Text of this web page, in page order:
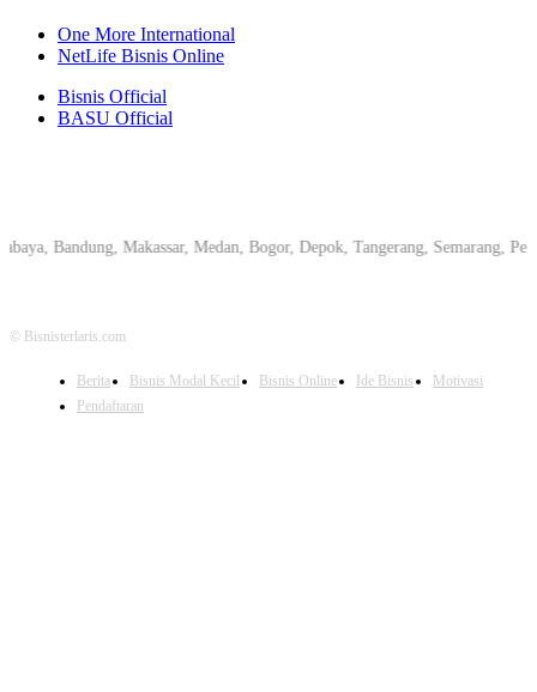
One More International
NetLife Bisnis Online
Bisnis Official
BASU Official
Makassar, Medan, Bogor, Depok, Tangerang, Semarang,
© Bisnisterlaris.com
Berita Bisnis Modal Kecil Bisnis Online Ide Bisnis
Motivasi
Pendaftaran